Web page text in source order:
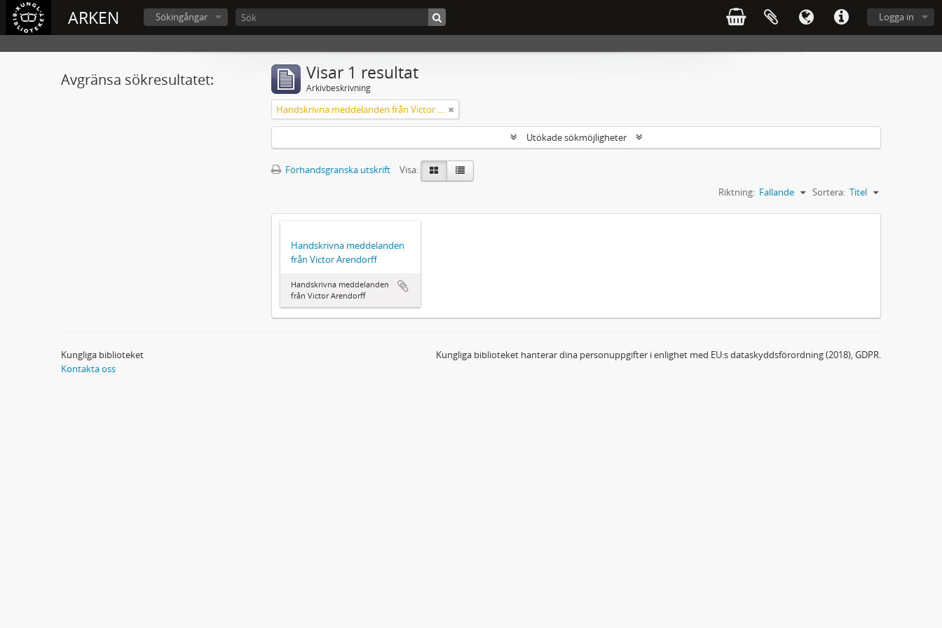
ARKEN Logga in
Sökingångar
Avgränsa sökresultatet: Visar 1 resultat
Arkivbeskrivning
Handskrivna meddelanden från Victor Arendorff
Utökade sökmöjligheter
Förhandsgranska utskrift
Visa:
Sortera: Titel
Riktning: Fallande
Handskrivna meddelanden
från Victor Arendorff
Handskrivna meddelanden
från Victor Arendorff
Kungliga biblioteket
Kontakta oss
Kungliga biblioteket hanterar dina personuppgifter i enlighet med EU:s dataskyddsförordning (2018), GDPR.